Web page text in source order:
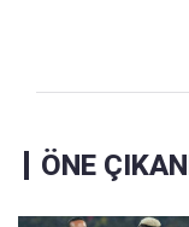
ÖNE